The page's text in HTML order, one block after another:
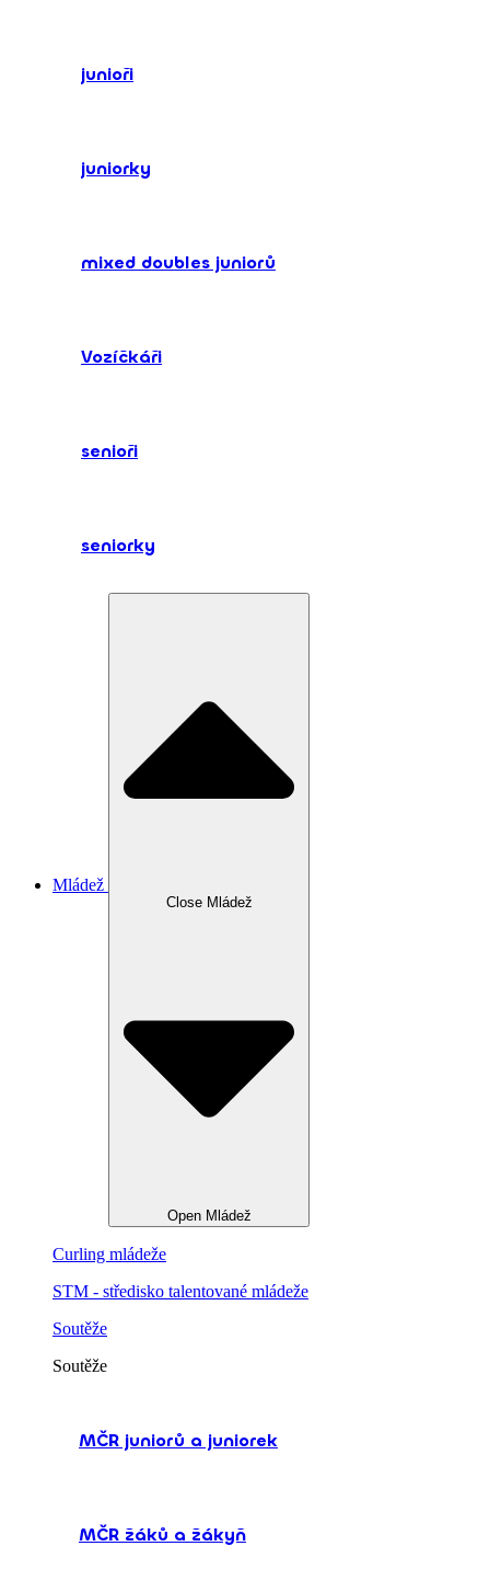
junioři
juniorky
mixed doubles juniorů
Vozíčkáři
senioři
seniorky
Mládež
Close Mládež
Open Mládež
Curling mládeže
STM - středisko talentované mládeže
Soutěže
Soutěže
MČR juniorů a juniorek
MČR žáků a žákyň